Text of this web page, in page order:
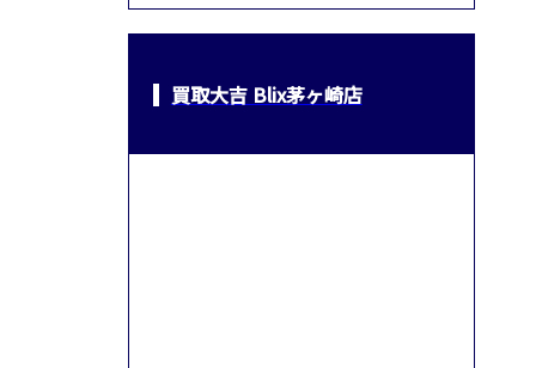
買取大吉 Blix茅ヶ崎店